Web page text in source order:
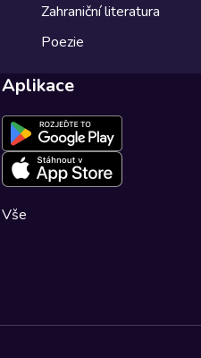
Zahraniční literatura
Poezie
Aplikace
Vše